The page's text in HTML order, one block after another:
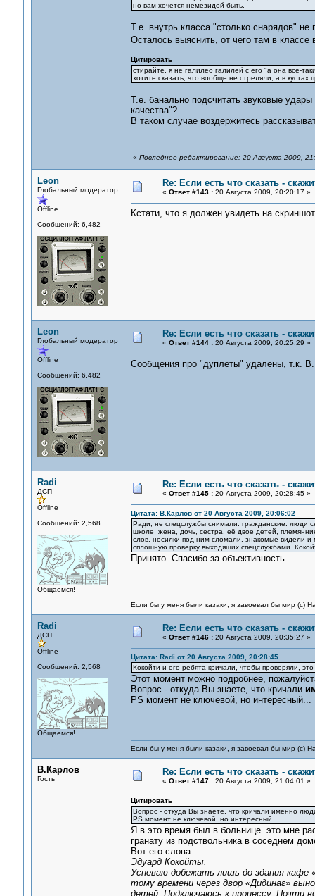
но вам хочется немезидой быть.
Т.е. внутрь класса "столько снарядов"
Осталось выяснить, от чего там в
Цитировать
стирайте. я не галилео галилей с его "а она всё-
хотите сказать, что вообще не стреляли, а в
Т.е. банально подсчитать звуковые
качества"?
В таком случае воздержитесь
« Последнее редактирование: 20 Августа 2009,
Leon
Глобальный модератор
Offline
Сообщений: 6,482
Re: Если есть что сказать -
« Ответ #143 :20 Августа 2009, 20:20:17 »
Кстати, что я должен увидеть на
Leon
Глобальный модератор
Offline
Сообщений: 6,482
Re: Если есть что сказать -
« Ответ #144 :20 Августа 2009, 20:25:29 »
Сообщения про "дуплеты" удалены, т.к. В.
Radi
ДСП
Offline
Сообщений: 2,568
Общаемся!
Re: Если есть что сказать -
« Ответ #145 :20 Августа 2009, 20:28:45 »
Цитата: В.Карлов от 20 Августа 2009, 20:06:02
Ради, не спецслужбы снимали. гражданские. люди
школе жена, дочь, сестра, её двое детей,
слов, носилки под ним сломали. знакомые видели и
сплошную проверку выходящих спецслужбами.
Принято. Спасибо за объективность.
Если бы у меня были казаки, я завоевал бы мир (с)
Radi
ДСП
Offline
Сообщений: 2,568
Общаемся!
Re: Если есть что сказать -
« Ответ #146 :20 Августа 2009, 20:35:27 »
Цитата: Radi от 20 Августа 2009, 20:28:45
Кокойти и его ребята кричали, чтобы проверяли,
Этот момент можно подробнее,
Вопрос - откуда Вы знаете, что кричали
PS момент не ключевой, но интересный...
Если бы у меня были казаки, я завоевал бы мир (с)
В.Карлов
Гость
Re: Если есть что сказать -
« Ответ #147 :20 Августа 2009, 21:04:01 »
Цитировать
Вопрос - откуда Вы знаете, что кричали именно
PS момент не ключевой, но интересный...
Я в это время был в больнице. это мне
гранату из подствольника в соседнем
Вот его слова
Эдуард Кокойты.
Успеваю добежать лишь до здания кафе
тому времени через двор «Дидинаг»
детей. Подключаюсь к процессу. Почти